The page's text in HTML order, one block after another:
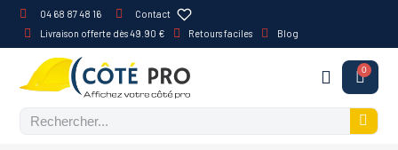
04 68 87 48 16
Contact
Livraison offerte dès 49.90 €
Retours faciles Blog